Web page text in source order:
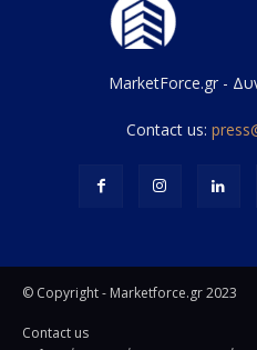
MarketForce.gr -
Contact us:
© Copyright - Marketforce.gr 2023
Contact us